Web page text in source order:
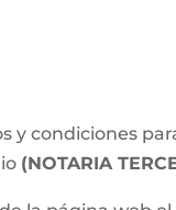
condiciones
(NOTARIA